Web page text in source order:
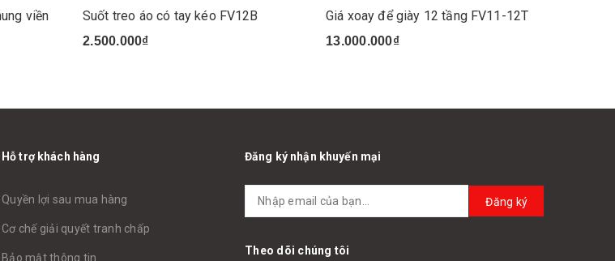
viền
Suốt treo áo có tay kéo FV12B
2.500.000₫
Giá xoay để giày 12 tầng FV11-12T
13.000.000₫
Hỗ trợ khách hàng
Quyền lợi sau mua hàng
Cơ chế giải quyết tranh chấp
Bảo mật thông tin
Đăng ký nhận khuyến mại
Đăng ký
Theo dõi chúng tôi